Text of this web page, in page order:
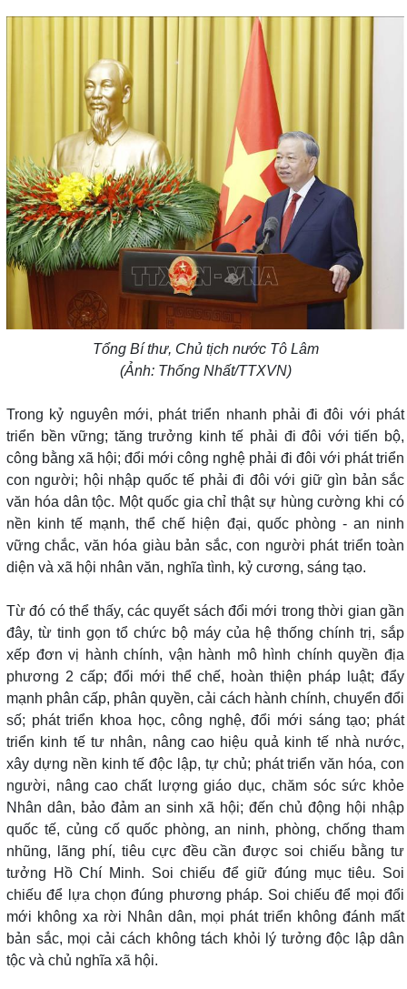
Tổng Bí thư, Chủ tịch nước Tô Lâm
(Ảnh: Thống Nhất/TTXVN)
Trong kỷ nguyên mới, phát triển nhanh phải đi đôi với phát
triển bền vững; tăng trưởng kinh tế phải đi đôi với tiến bộ,
công bằng xã hội; đổi mới công nghệ phải đi đôi với phát triển
con người; hội nhập quốc tế phải đi đôi với giữ gìn bản sắc
văn hóa dân tộc. Một quốc gia chỉ thật sự hùng cường khi có
nền kinh tế mạnh, thể chế hiện đại, quốc phòng - an ninh
vững chắc, văn hóa giàu bản sắc, con người phát triển toàn
diện và xã hội nhân văn, nghĩa tình, kỷ cương, sáng tạo.
Từ đó có thể thấy, các quyết sách đổi mới trong thời gian gần
đây, từ tinh gọn tổ chức bộ máy của hệ thống chính trị, sắp
xếp đơn vị hành chính, vận hành mô hình chính quyền địa
phương 2 cấp; đổi mới thể chế, hoàn thiện pháp luật; đẩy
mạnh phân cấp, phân quyền, cải cách hành chính, chuyển đổi
số; phát triển khoa học, công nghệ, đổi mới sáng tạo; phát
triển kinh tế tư nhân, nâng cao hiệu quả kinh tế nhà nước,
xây dựng nền kinh tế độc lập, tự chủ; phát triển văn hóa, con
người, nâng cao chất lượng giáo dục, chăm sóc sức khỏe
Nhân dân, bảo đảm an sinh xã hội; đến chủ động hội nhập
quốc tế, củng cố quốc phòng, an ninh, phòng, chống tham
nhũng, lãng phí, tiêu cực đều cần được soi chiếu bằng tư
tưởng Hồ Chí Minh. Soi chiếu để giữ đúng mục tiêu. Soi
chiếu để lựa chọn đúng phương pháp. Soi chiếu để mọi đổi
mới không xa rời Nhân dân, mọi phát triển không đánh mất
bản sắc, mọi cải cách không tách khỏi lý tưởng độc lập dân
tộc và chủ nghĩa xã hội.